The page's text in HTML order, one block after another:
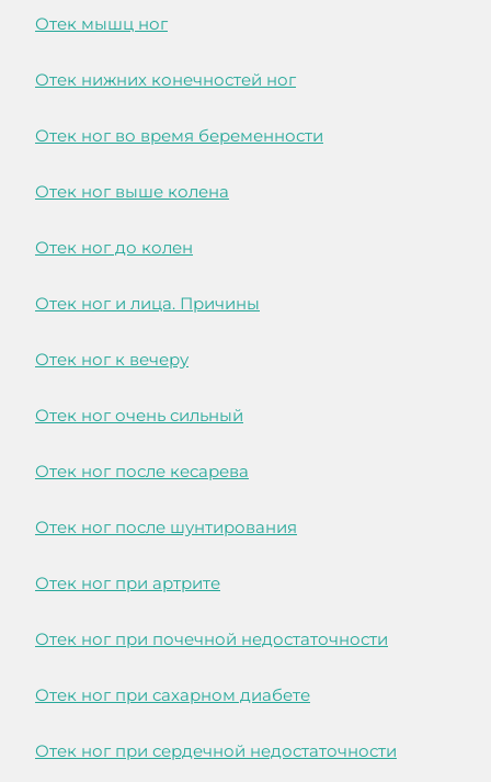
Отек мышц ног
Отек нижних конечностей ног
Отек ног во время беременности
Отек ног выше колена
Отек ног до колен
Отек ног и лица. Причины
Отек ног к вечеру
Отек ног очень сильный
Отек ног после кесарева
Отек ног после шунтирования
Отек ног при артрите
Отек ног при почечной недостаточности
Отек ног при сахарном диабете
Отек ног при сердечной недостаточности